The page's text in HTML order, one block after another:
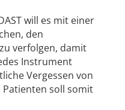
will es mit einer
den
verfolgen, damit
Instrument
Vergessen von
soll somit